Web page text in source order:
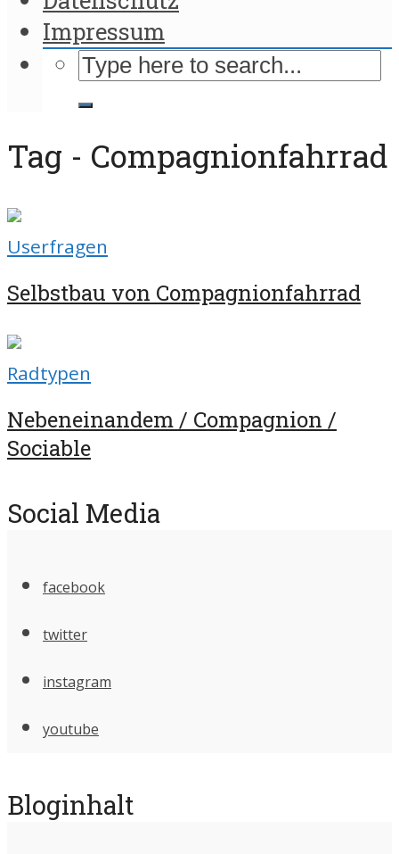
Impressum
Tag - Compagnionfahrrad
Userfragen
Selbstbau von Compagnionfahrrad
Radtypen
Nebeneinandem / Compagnion /
Sociable
Social Media
facebook
twitter
instagram
youtube
Bloginhalt